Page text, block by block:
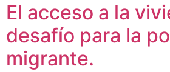
El acceso a la
desafío para la
migrante.